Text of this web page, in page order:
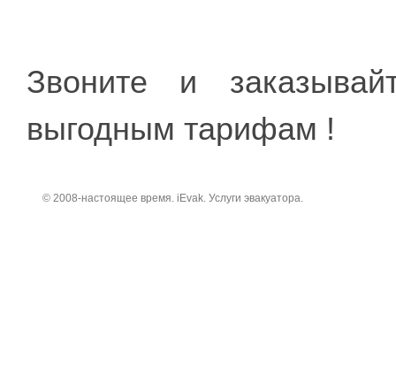
Звоните и
выгодным тарифам !
© 2008-настоящее время. iEvak. Услуги эвакуатора.